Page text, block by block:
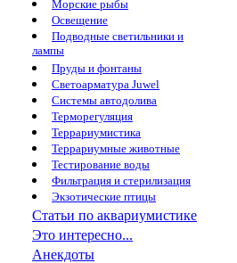
Морские рыбы
Освещение
Подводные светильники и
лампы
Пруды и фонтаны
Светоарматура Juwel
Системы автодолива
Терморегуляция
Террариумистика
Террариумные животные
Тестирование воды
Фильтрация и стерилизация
Экзотические птицы
Статьи по аквариумистике
Это интересно...
Анекдоты